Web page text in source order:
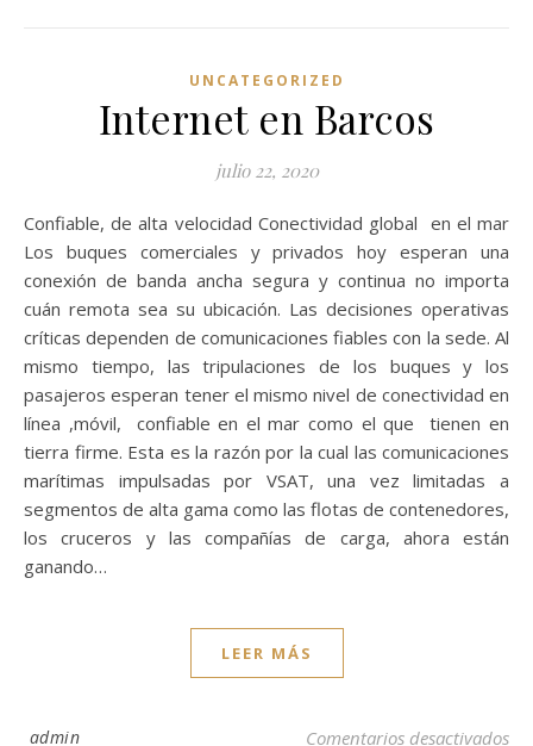
UNCATEGORIZED
Internet en Barcos
julio 22, 2020
Confiable, de alta velocidad Conectividad global en el mar
Los buques comerciales y privados hoy esperan una
conexión de banda ancha segura y continua no importa
cuán remota sea su ubicación. Las decisiones operativas
críticas dependen de comunicaciones fiables con la sede. Al
mismo tiempo, las tripulaciones de los buques y los
pasajeros esperan tener el mismo nivel de conectividad en
línea ,móvil, confiable en el mar como el que tienen en
tierra firme. Esta es la razón por la cual las comunicaciones
marítimas impulsadas por VSAT, una vez limitadas a
segmentos de alta gama como las flotas de contenedores,
los cruceros y las compañías de carga, ahora están
ganando…
LEER MÁS
admin Comentarios desactivadosen